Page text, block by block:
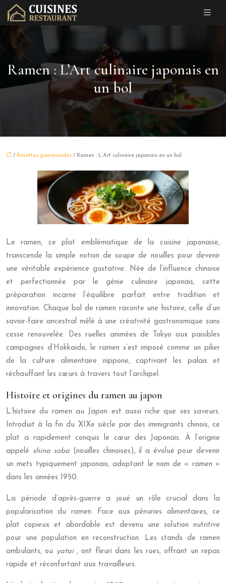
Ramen : L’Art culinaire japonais en
un bol
/ Recettes gourmandes / Ramen : L’Art culinaire japonais en un bol
Le ramen, ce plat emblématique de la cuisine japonaise,
transcende la simple notion de soupe de nouilles pour devenir
une véritable expérience gustative. Née de l’influence chinoise
et perfectionnée par le génie culinaire japonais, cette
préparation incarne l’équilibre parfait entre tradition et
innovation. Chaque bol de ramen raconte une histoire, celle d’un
savoir-faire ancestral mêlé à une créativité gastronomique sans
cesse renouvelée. Des ruelles animées de Tokyo aux paisibles
campagnes d’Hokkaido, le ramen s’est imposé comme un pilier
de la culture alimentaire nippone, captivant les palais et
réchauffant les cœurs à travers tout l’archipel.
Histoire et origines du ramen au japon
L’histoire du ramen au Japon est aussi riche que ses saveurs.
Introduit à la fin du XIXe siècle par des immigrants chinois, ce
plat a rapidement conquis le cœur des Japonais. À l’origine
appelé shina soba (nouilles chinoises), il a évolué pour devenir
un mets typiquement japonais, adoptant le nom de « ramen »
dans les années 1950.
La période d’après-guerre a joué un rôle crucial dans la
popularisation du ramen. Face aux pénuries alimentaires, ce
plat copieux et abordable est devenu une solution nutritive
pour une population en reconstruction. Les stands de ramen
ambulants, ou
yatai , ont fleuri dans les rues, offrant un repas
rapide et réconfortant aux travailleurs.